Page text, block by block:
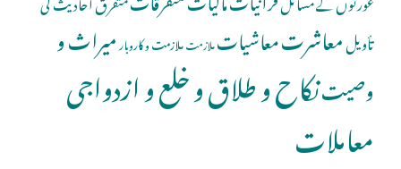
تأویلمعاشرتمعاشیاتملازمتملازمت و کاروبارمیراث و
وصیتنکاح و طلاق و خلع و ازدواجی
معاملات